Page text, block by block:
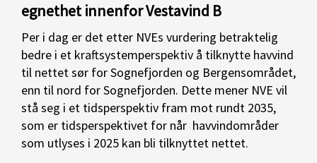
egnethet innenfor Vestavind B
Per i dag er det etter NVEs vurdering betraktelig
bedre i et kraftsystemperspektiv å tilknytte havvind
til nettet sør for Sognefjorden og Bergensområdet,
enn til nord for Sognefjorden. Dette mener NVE vil
stå seg i et tidsperspektiv fram mot rundt 2035,
som er tidsperspektivet for når havvindområder
som utlyses i 2025 kan bli tilknyttet nettet.